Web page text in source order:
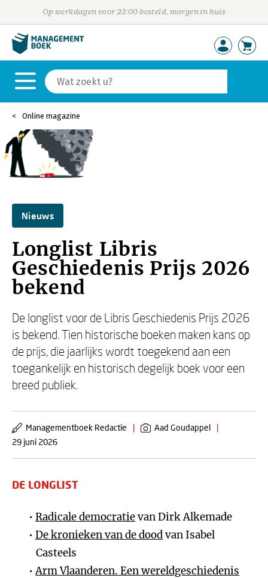
Op werkdagen voor 23:00 besteld, morgen in huis
Online magazine
Nieuws
Longlist Libris
Geschiedenis Prijs 2026
bekend
De longlist voor de Libris Geschiedenis Prijs 2026
is bekend. Tien historische boeken maken kans op
de prijs, die jaarlijks wordt toegekend aan een
toegankelijk en historisch degelijk boek voor een
breed publiek.
Managementboek Redactie | Aad Goudappel
|
29 juni 2026
DE LONGLIST
Radicale democratievanDirk Alkemade
De kronieken van de doodvan Isabel
Casteels
Arm Vlaanderen. Een wereldgeschiedenis